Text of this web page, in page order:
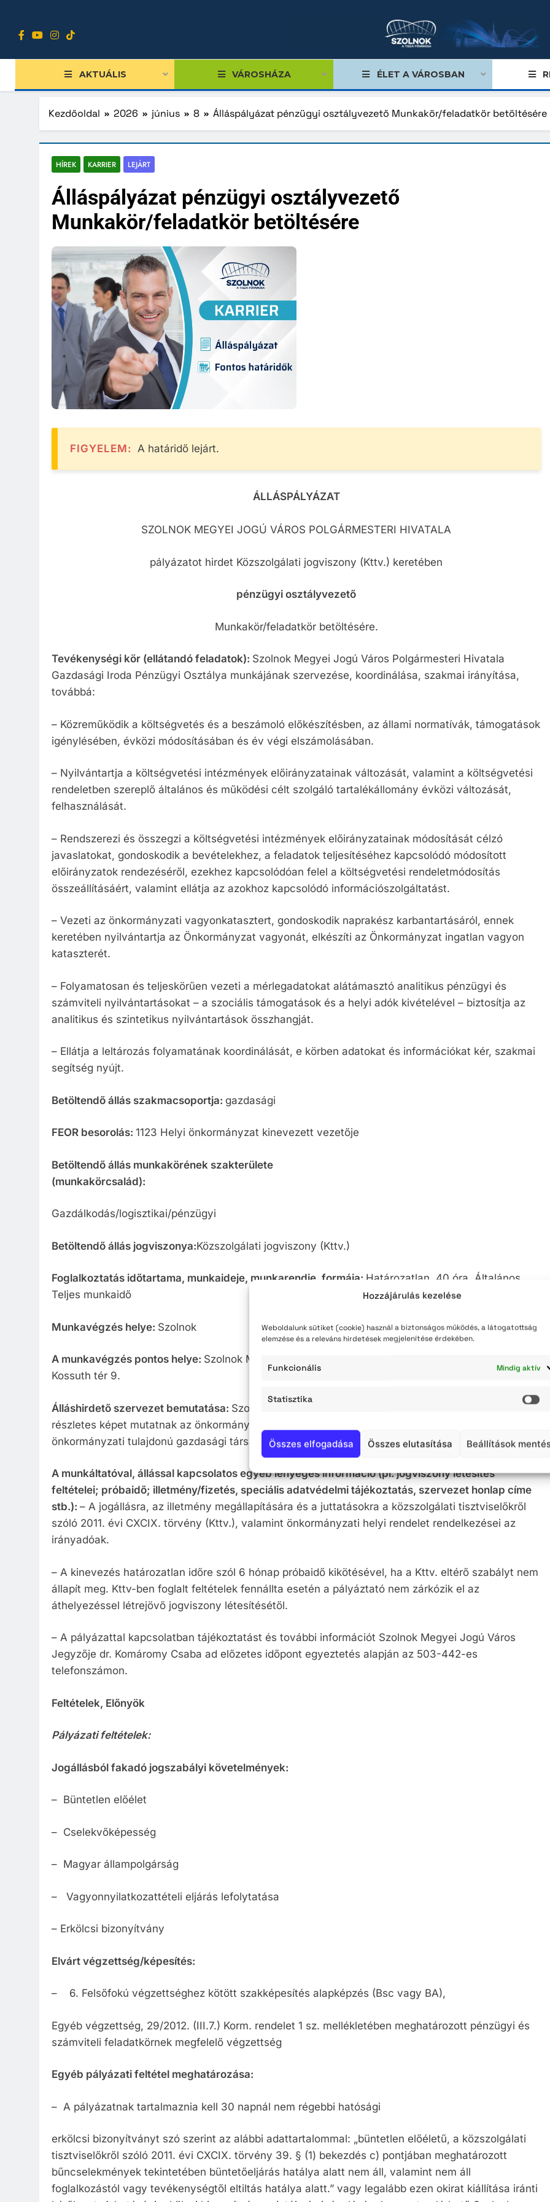
Hozzájárulás kezelése
Weboldalunk sütiket (cookie) használ a biztonságos működés, a látogatottság
elemzése és a releváns hirdetések megjelenítése érdekében.
Funkcionális Mindig aktív
Statisztika
Összes elfogadása Összes elutasítása Beállítások
tartalomra
AKTUÁLIS VÁROSHÁZA
Bizottságok
Nemzetiségi önkormányzatok
Diákpolgármester
Programok, stratégiák, koncepciók
Közzétételi lista
Közbeszerzés
ÉLET A VÁROSBAN
Kezdőoldal 2026 június 8 Álláspályázat pénzügyi osztályvezető Munkakör/feladatkör betöltésére
HÍREK KARRIER LEJÁRT
Álláspályázat pénzügyi osztályvezető
Munkakör/feladatkör betöltésére
FIGYELEM: A határidő lejárt.
ÁLLÁSPÁLYÁZAT
SZOLNOK MEGYEI JOGÚ VÁROS POLGÁRMESTERI HIVATALA
pályázatot hirdet Közszolgálati jogviszony (Kttv.) keretében
pénzügyi osztályvezető
Munkakör/feladatkör betöltésére.
Tevékenységi kör (ellátandó feladatok): Szolnok Megyei Jogú Város Polgármesteri Hivatala
Gazdasági Iroda Pénzügyi Osztálya munkájának szervezése, koordinálása, szakmai irányítása,
továbbá:
– Közreműködik a költségvetés és a beszámoló előkészítésben, az állami normatívák, támogatások
igénylésében, évközi módosításában és év végi elszámolásában.
– Nyilvántartja a költségvetési intézmények előirányzatainak változását, valamint a költségvetési
rendeletben szereplő általános és működési célt szolgáló tartalékállomány évközi változását,
felhasználását.
– Rendszerezi és összegzi a költségvetési intézmények előirányzatainak módosítását célzó
javaslatokat, gondoskodik a bevételekhez, a feladatok teljesítéséhez kapcsolódó módosított
előirányzatok rendezéséről, ezekhez kapcsolódóan felel a költségvetési rendeletmódosítás
összeállításáért, valamint ellátja az azokhoz kapcsolódó információszolgáltatást.
– Vezeti az önkormányzati vagyonkatasztert, gondoskodik naprakész karbantartásáról, ennek
keretében nyilvántartja az Önkormányzat vagyonát, elkészíti az Önkormányzat ingatlan vagyon
kataszterét.
– Folyamatosan és teljeskörűen vezeti a mérlegadatokat alátámasztó analitikus pénzügyi és
számviteli nyilvántartásokat – a szociális támogatások és a helyi adók kivételével – biztosítja az
analitikus és szintetikus nyilvántartások összhangját.
– Ellátja a leltározás folyamatának koordinálását, e körben adatokat és információkat kér, szakmai
segítség nyújt.
Betöltendő állás szakmacsoportja: gazdasági
FEOR besorolás: 1123 Helyi önkormányzat kinevezett vezetője
Betöltendő állás munkakörének szakterülete
(munkakörcsalád):
Gazdálkodás/logisztikai/pénzügyi
Betöltendő állás jogviszonya:Közszolgálati jogviszony (Kttv.)
Foglalkoztatás időtartama, munkaideje, munkarendje, formája: Határozatlan, 40 óra, Általános,
Teljes munkaidő
Munkavégzés helye: Szolnok
A munkavégzés pontos helye: Szolnok Megyei Jogú Város Polgármesteri Hivatala, 5000 Szolnok,
Kossuth tér 9.
Álláshirdető szervezet bemutatása: Szolnok város honlapján fellelhető információk, adatok
részletes képet mutatnak az önkormányzat működéséről, a gazdálkodásáról, költségvetéséről, az
önkormányzati tulajdonú gazdasági társaságokról, a polgármesteri hivatal felépítéséről.
A munkáltatóval, állással kapcsolatos egyéb lényeges információ (pl. jogviszony létesítés
feltételei; próbaidő; illetmény/fizetés, speciális adatvédelmi tájékoztatás, szervezet honlap címe
stb.): – A jogállásra, az illetmény megállapítására és a juttatásokra a közszolgálati tisztviselőkről
szóló 2011. évi CXCIX. törvény (Kttv.), valamint önkormányzati helyi rendelet rendelkezései az
irányadóak.
– A kinevezés határozatlan időre szól 6 hónap próbaidő kikötésével, ha a Kttv. eltérő szabályt nem
állapít meg. Kttv-ben foglalt feltételek fennállta esetén a pályáztató nem zárkózik el az
áthelyezéssel létrejövő jogviszony létesítésétől.
– A pályázattal kapcsolatban tájékoztatást és további információt Szolnok Megyei Jogú Város
Jegyzője dr. Komáromy Csaba ad előzetes időpont egyeztetés alapján az 503-442-es
telefonszámon.
Feltételek, Előnyök
Pályázati feltételek:
Jogállásból fakadó jogszabályi követelmények:
– Büntetlen előélet
– Cselekvőképesség
– Magyar állampolgárság
– Vagyonnyilatkozattételi eljárás lefolytatása
– Erkölcsi bizonyítvány
Elvárt végzettség/képesítés:
– 6. Felsőfokú végzettséghez kötött szakképesítés alapképzés (Bsc vagy BA),
Egyéb végzettség, 29/2012. (III.7.) Korm. rendelet 1 sz. mellékletében meghatározott pénzügyi és
számviteli feladatkörnek megfelelő végzettség
Egyéb pályázati feltétel meghatározása:
– A pályázatnak tartalmaznia kell 30 napnál nem régebbi hatósági
erkölcsi bizonyítványt szó szerint az alábbi adattartalommal: „büntetlen előéletű, a közszolgálati
tisztviselőkről szóló 2011. évi CXCIX. törvény 39. § (1) bekezdés c) pontjában meghatározott
bűncselekmények tekintetében büntetőeljárás hatálya alatt nem áll, valamint nem áll
foglalkozástól vagy tevékenységtől eltiltás hatálya alatt.” vagy legalább ezen okirat kiállítása iránti